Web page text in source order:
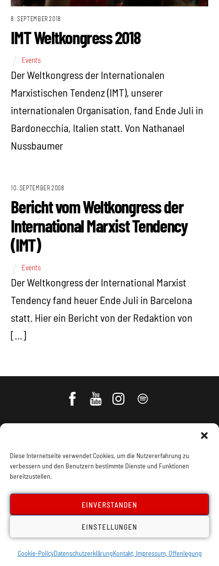
Diese Internetseite verwendet Cookies, um die Nutzererfahrung zu
verbessern und den Benutzern bestimmte Dienste und Funktionen
bereitzustellen.
EINVERSTANDEN
EINSTELLUNGEN
Cookie-PolicyDatenschutzerklärungKontakt, Impressum, Offenlegung
8. SEPTEMBER 2018
IMT Weltkongress 2018
Events
Der Weltkongress der Internationalen
Marxistischen Tendenz (IMT), unserer
internationalen Organisation, fand Ende Juli in
Bardonecchia, Italien statt. Von Nathanael
Nussbaumer
10. SEPTEMBER 2008
Bericht vom Weltkongress der
International Marxist Tendency
(IMT)
Events
Der Weltkongress der International Marxist
Tendency fand heuer Ende Juli in Barcelona
statt. Hier ein Bericht von der Redaktion von
[…]
Impressum, Offenlegung Cookie Policy
Datenschutz Kontakt